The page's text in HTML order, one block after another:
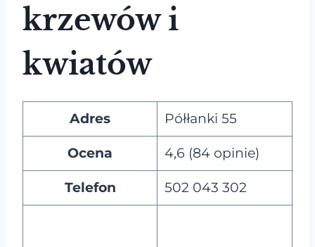
krzewów i
kwiatów
Adres Półłanki 55
Ocena 4,6 (84 opinie)
Telefon 502 043 302